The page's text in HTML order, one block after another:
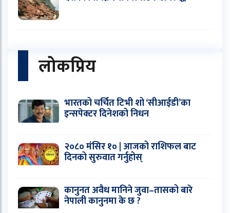
लोकप्रिय
भारतको चर्चित टिभी शो ‘सीआईडी’का
इन्सपेक्टर दिनेशको निधन
२०८० मंसिर १० | आजको राशिफल बाट
दिनको सुरुवात गर्नुहोस्
कानुनत अवैध मानिने जुवा–तासको बारे
नेपाली कानुनमा के छ ?